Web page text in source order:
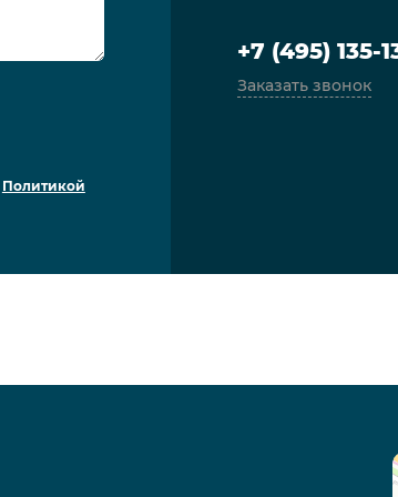
Политикой
+7 (495) 135-
Заказать звонок